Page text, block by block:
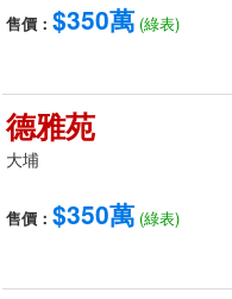
售價： $350萬 (綠表)
德雅苑
大埔
售價： $350萬 (綠表)